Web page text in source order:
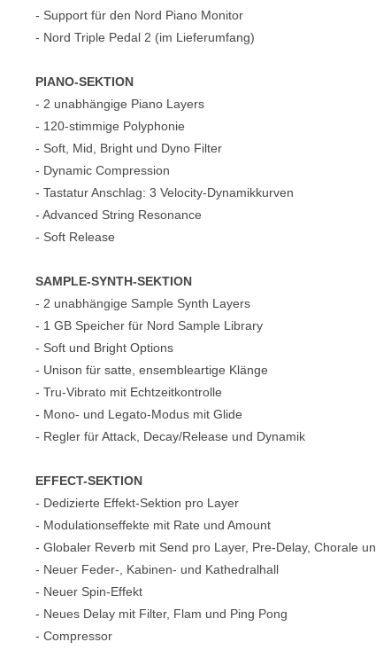
- Support für den Nord Piano Monitor
- Nord Triple Pedal 2 (im Lieferumfang)
PIANO-SEKTION
- 2 unabhängige Piano Layers
- 120-stimmige Polyphonie
- Soft, Mid, Bright und Dyno Filter
- Dynamic Compression
- Tastatur Anschlag: 3 Velocity-Dynamikkurven
- Advanced String Resonance
- Soft Release
SAMPLE-SYNTH-SEKTION
- 2 unabhängige Sample Synth Layers
- 1 GB Speicher für Nord Sample Library
- Soft und Bright Options
- Unison für satte, ensembleartige Klänge
- Tru-Vibrato mit Echtzeitkontrolle
- Mono- und Legato-Modus mit Glide
- Regler für Attack, Decay/Release und Dynamik
EFFECT-SEKTION
- Dedizierte Effekt-Sektion pro Layer
- Modulationseffekte mit Rate und Amount
- Globaler Reverb mit Send pro Layer, Pre-Delay, Chorale
- Neuer Feder-, Kabinen- und Kathedralhall
- Neuer Spin-Effekt
- Neues Delay mit Filter, Flam und Ping Pong
- Compressor